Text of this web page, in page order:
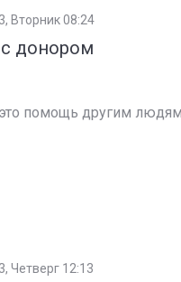
Вторник 08:24
донором
помощь другим
Четверг 12:13